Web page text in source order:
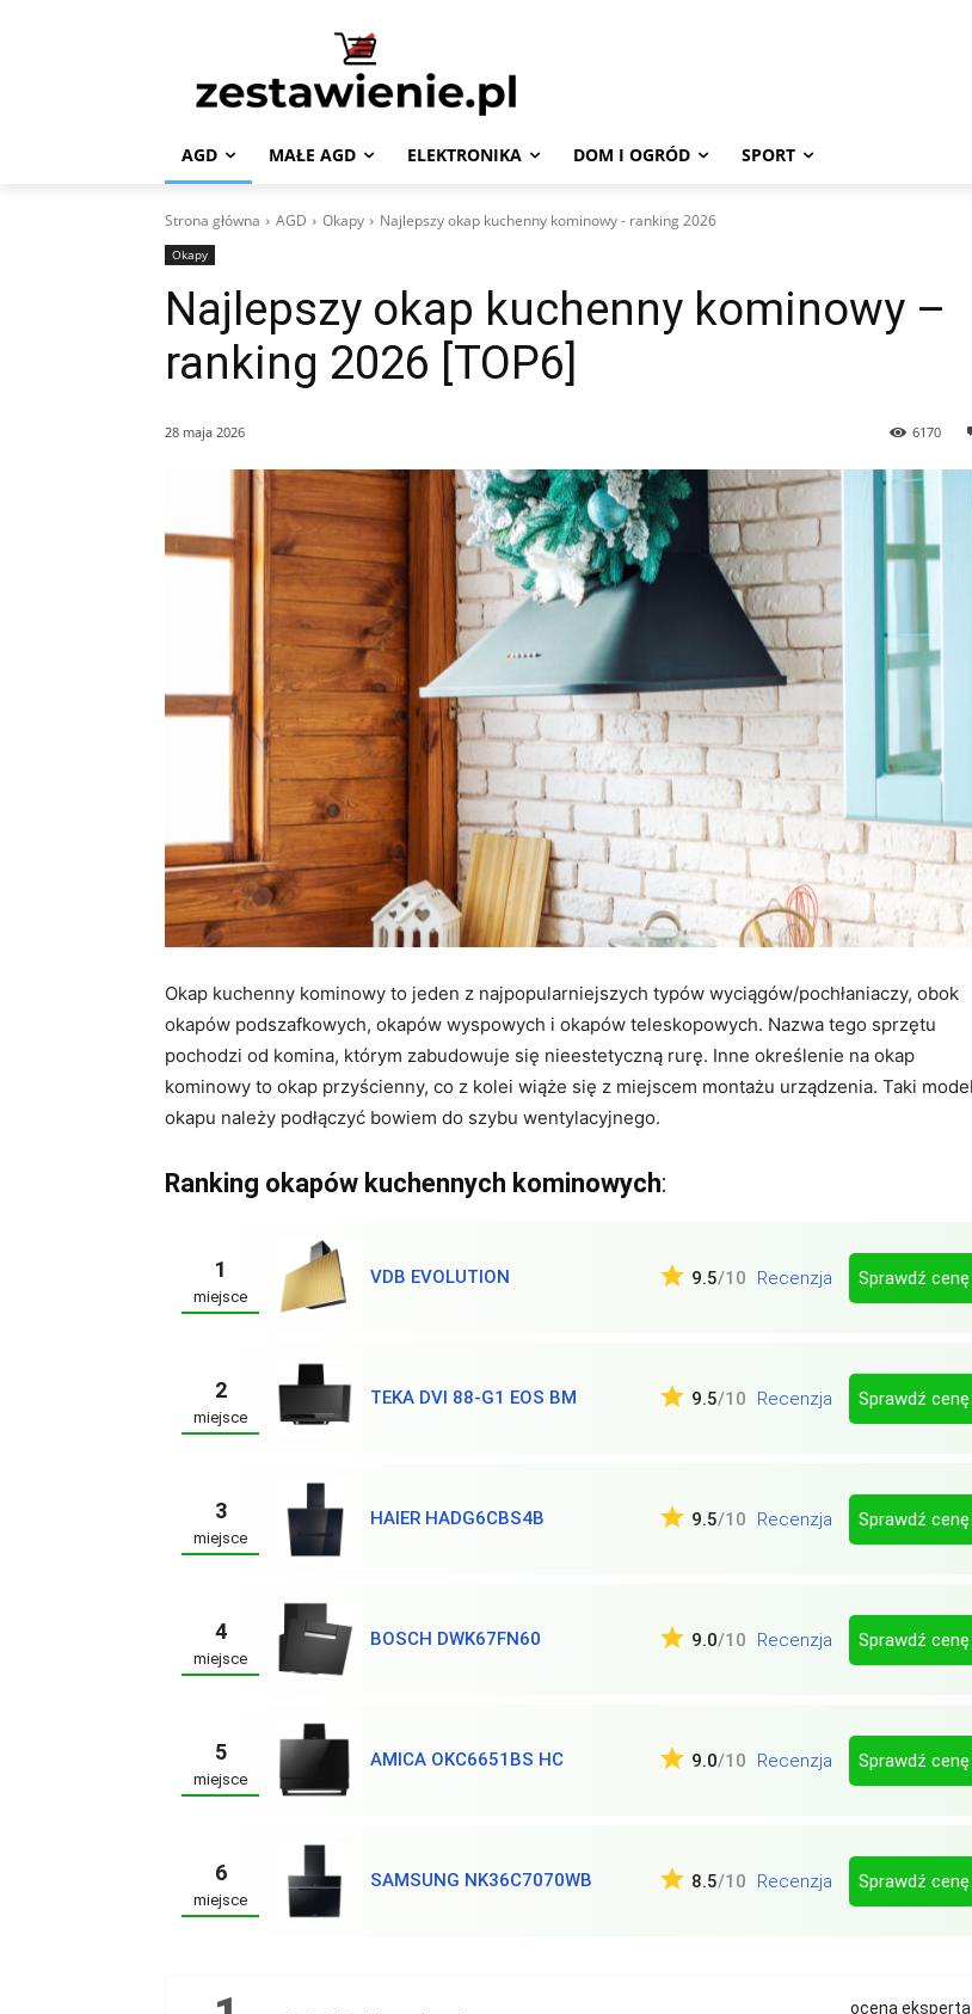
AGD MAŁE AGD ELEKTRONIKA DOM I OGRÓD SPORT
Strona główna AGD Okapy Najlepszy okap kuchenny kominowy - ranking 2026
Okapy
Najlepszy okap kuchenny kominowy –
ranking 2026 [TOP6]
28 maja 2026 6170
Okap kuchenny kominowy to jeden z najpopularniejszych typów wyciągów/pochłaniaczy, obok
okapów podszafkowych, okapów wyspowych i okapów teleskopowych. Nazwa tego sprzętu
pochodzi od komina, którym zabudowuje się nieestetyczną rurę. Inne określenie na okap
kominowy to okap przyścienny, co z kolei wiąże się z miejscem montażu urządzenia. Taki model
okapu należy podłączyć bowiem do szybu wentylacyjnego.
Ranking okapów kuchennych kominowych:
1
miejsce
VDB EVOLUTION 9.5/10 Recenzja Sprawdź cenę
2
miejsce
TEKA DVI 88-G1 EOS BM 9.5/10 Recenzja Sprawdź cenę
3
miejsce
HAIER HADG6CBS4B 9.5/10 Recenzja Sprawdź cenę
4
miejsce
BOSCH DWK67FN60 9.0/10 Recenzja Sprawdź cenę
5
miejsce
AMICA OKC6651BS HC 9.0/10 Recenzja Sprawdź cenę
6
miejsce
SAMSUNG NK36C7070WB 8.5/10 Recenzja Sprawdź cenę
ocena eksperta